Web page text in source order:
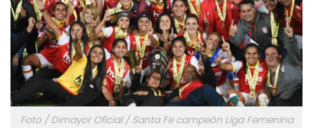
Foto / Dimayor Oficial / Santa Fe campeón Liga Femenina